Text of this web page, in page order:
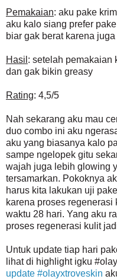
Pemakaian: aku pake
aku kalo siang prefer
biar gak berat karena
Hasil : setelah pemakaian
dan gak bikin greasy
Rating: 4,5/5
Nah sekarang aku mau
duo combo ini aku
aku yang biasanya kalo
sampe ngelopek gitu
wajah juga lebih glowing
tersamarkan. Pokoknya
harus kita lakukan uji
karena proses
waktu 28 hari. Yang aku
proses regenerasi kulit
Untuk update tiap hari
lihat di highlight igku
update #olayxtroveskin